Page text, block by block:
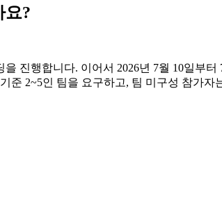
요?
진행합니다. 이어서 2026년 7월 10일부
2~5인 팀을 요구하고, 팀 미구성 참가